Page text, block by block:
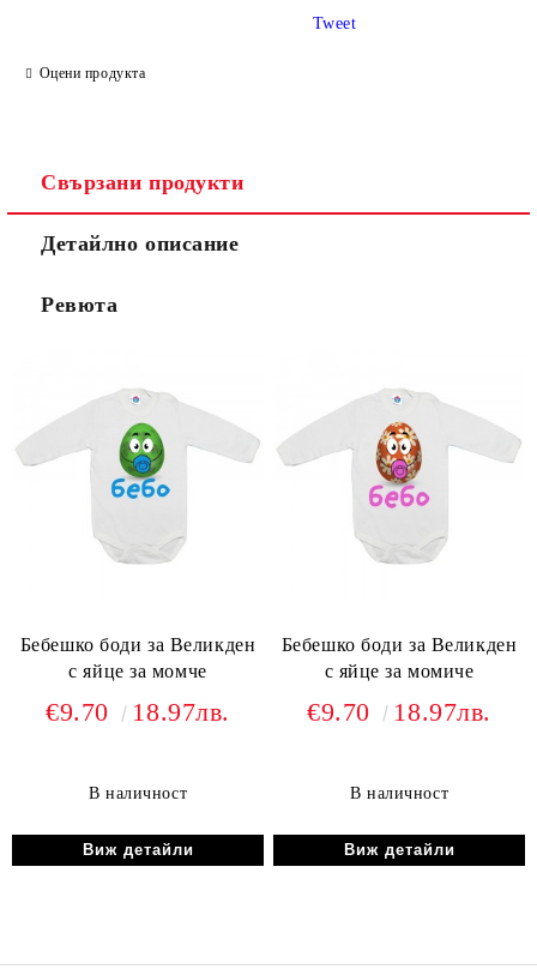
Оцени продукта
Tweet
Свързани продукти
Детайлно описание
Ревюта
Бебешко боди за Великден
с яйце за момче
€9.70 18.97лв.
В наличност
Виж детайли
Бебешко боди за Великден
с яйце за момиче
€9.70 18.97лв.
В наличност
Виж детайли